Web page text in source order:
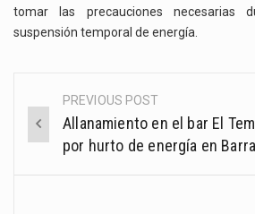
tomar las precauciones necesarias
suspensión temporal de energía.
Post
navigation
PREVIOUS POST
Allanamiento en el bar El
por hurto de energía en